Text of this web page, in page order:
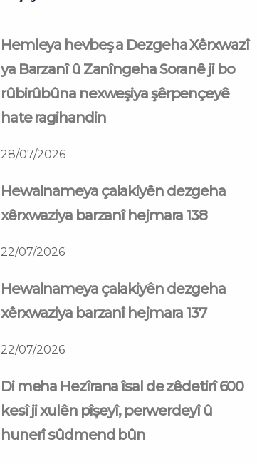
Hemleya hevbeş a Dezgeha Xêrxwazî
ya Barzanî û Zanîngeha Soranê ji bo
rûbirûbûna nexweşiya şêrpençeyê
hate ragihandin
28/07/2026
Hewalnameya çalakiyên dezgeha
xêrxwaziya barzanî hejmara 138
22/07/2026
Hewalnameya çalakiyên dezgeha
xêrxwaziya barzanî hejmara 137
22/07/2026
Di meha Hezîrana îsal de zêdetirî 600
kesî ji xulên pîşeyî, perwerdeyî û
hunerî sûdmend bûn